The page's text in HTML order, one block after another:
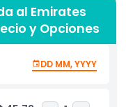
Señas Británica.
al Museo del
Con
y detalles del día
al Emirates
y Opciones
DD MM, YYYY